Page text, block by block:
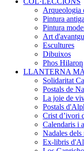
Arqueologia
Pintura antiga
Pintura
Art
Escultures
Dibuixos
Phos Hilaron
LLANTERNA
Solidaritat
Postals de
La joie de
Postals
Crist d’ivori
Calendaris i
Nadales
Ex-libris